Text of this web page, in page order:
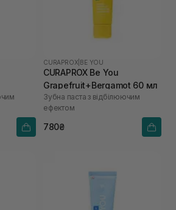
CURAPROX BE YOU
CURAPROX Be You
Grapefruit+Bergamot 60 мл
Зубна паста з відбілюючим
ефектом
780₴